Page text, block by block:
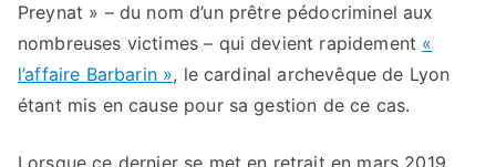
Preynat » – du nom d’un prêtre pédocriminel aux
nombreuses victimes – qui devient rapidement «
l’affaire Barbarin », le cardinal archevêque de Lyon
étant mis en cause pour sa gestion de ce cas.